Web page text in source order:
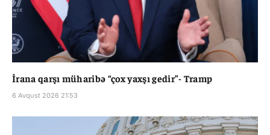
İrana qarşı müharibə “çox yaxşı gedir”- Tramp
6 Avqust 2026 21:53